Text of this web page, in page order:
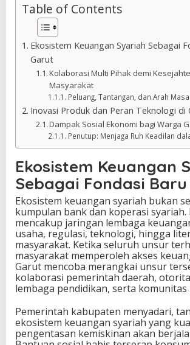
Table of Contents
Ekosistem Keuangan Syariah Sebagai
Garut
Kolaborasi Multi Pihak demi
Masyarakat
Peluang, Tantangan, dan Arah
Inovasi Produk dan Peran Teknologi di
Dampak Sosial Ekonomi bagi Warga
Penutup: Menjaga Ruh Keadilan
Ekosistem Keuangan
Sebagai Fondasi
Ekosistem keuangan syariah bukan
kumpulan bank dan koperasi syariah.
mencakup jaringan lembaga
usaha, regulasi, teknologi, hingga
masyarakat. Ketika seluruh unsur
masyarakat memperoleh akses
Garut mencoba merangkai unsur
kolaborasi pemerintah daerah,
lembaga pendidikan, serta komunitas
Pemerintah kabupaten menyadari,
ekosistem keuangan syariah yang
pengentasan kemiskinan akan